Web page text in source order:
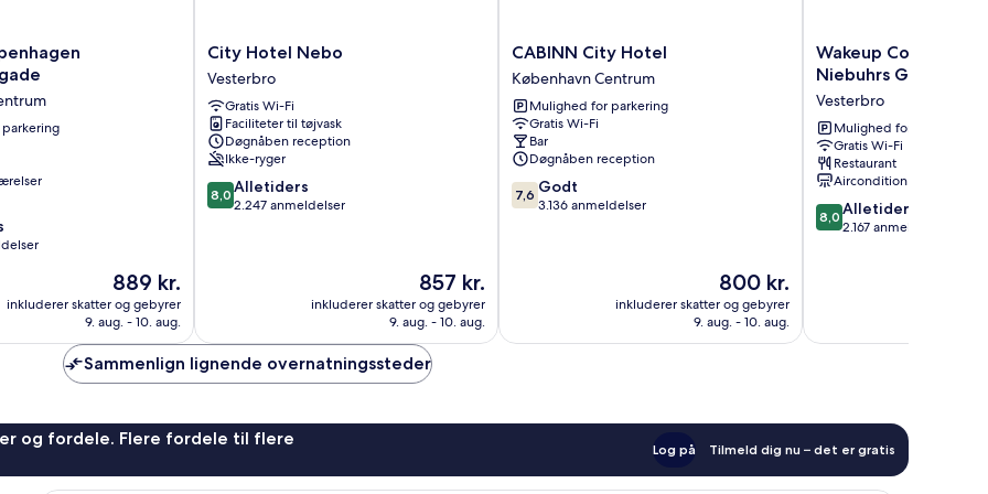
Beds)
Prisen
er
889 kr.
889 kr.
inkluderer skatter og gebyrer
9. aug. - 10. aug.
City
Hotel
Nebo
Vesterbro
City Hotel Nebo
Vesterbro
Gratis Wi-Fi
Faciliteter til tøjvask
Døgnåben reception
Ikke-ryger
8.0
ud
8,0 Alletiders
2.247 anmeldelser
Prisen
er
857 kr.
857 kr.
inkluderer skatter og gebyrer
9. aug. - 10. aug.
CABINN
City
Hotel
København
Centrum
CABINN City Hotel
København Centrum
Mulighed for parkering
Gratis Wi-Fi
Bar
Døgnåben reception
7.6
ud
7,6 Godt
3.136 anmeldelser
Prisen
er
800 kr.
800 kr.
inkluderer skatter og gebyrer
9. aug. - 10. aug.
Wakeup
Copenhagen
Niebuhrs
Gade
Vesterbro
Wakeup
Niebuhrs Gade
Vesterbro
Mulighed for parkering
Gratis Wi-Fi
Restaurant
Aircondition
8.0
ud
8,0 Alletiders
2.167 anmeldelser
Sammenlign lignende overnatningssteder
og fordele. Flere fordele til flere
Log på Tilmeld dig nu – det er gratis